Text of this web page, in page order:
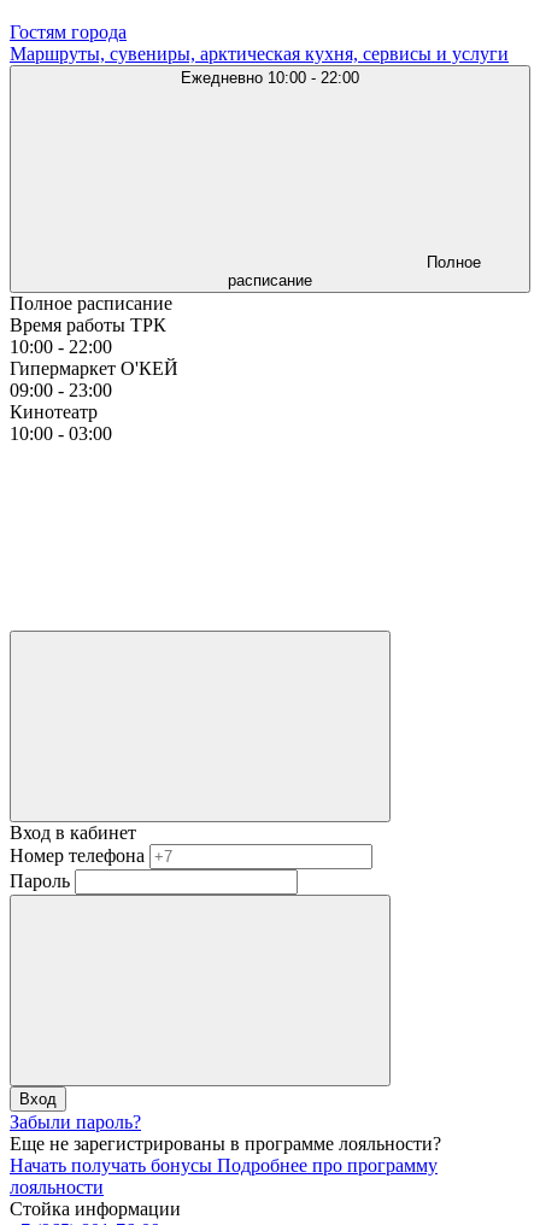
Гостям города
Маршруты, сувениры, арктическая кухня, сервисы и услуги
Ежедневно 10:00 - 22:00
Полное
расписание
Полное расписание
Время работы ТРК
10:00 - 22:00
Гипермаркет О'КЕЙ
09:00 - 23:00
Кинотеатр
10:00 - 03:00
Вход в кабинет
Номер телефона
Пароль
Вход
Забыли пароль?
Еще не зарегистрированы в программе лояльности?
Начать получать бонусы Подробнее про программу
лояльности
Стойка информации